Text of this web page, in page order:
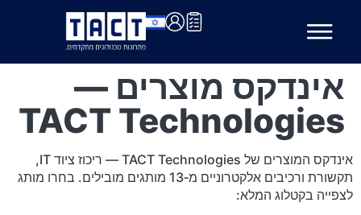
אינדקס מוצרים —
TACT Technologies
אינדקס המוצרים של TACT Technologies — ריכוז ציוד IT,
תקשורת ורכיבים אלקטרוניים מ‑13 מותגים מובילים. בחרו מותג
לצפייה בקטלוג המלא: